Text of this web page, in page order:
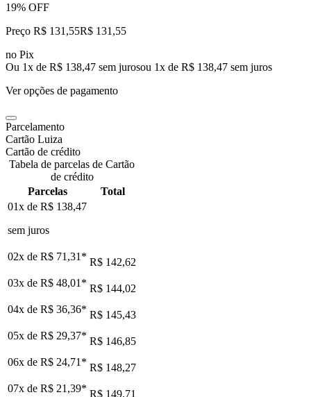
19% OFF
Preço R$ 131,55R$ 131 ,55
no Pix
Ou 1x de R$ 138,47 sem jurosou 1x de R$ 138,47 sem juros
Ver opções de pagamento
Parcelamento
Cartão Luiza
Cartão de crédito
Tabela de parcelas de Cartão
de crédito
Parcelas
Total
01x de R$ 138,47
sem juros
02x de R$ 71,31 * R$ 142,62
03x de R$ 48,01 * R$ 144,02
04x de R$ 36,36* R$ 145,43
05x de R$ 29,37* R$ 146,85
06x de R$ 24,71 * R$ 148,27
07x de R$ 21,39* R$ 149,71